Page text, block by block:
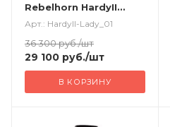
Rebelhorn HardyII
черный
Арт.: HardyII-Lady_01
36 300руб./шт
29 100 руб./шт
В КОРЗИНУ